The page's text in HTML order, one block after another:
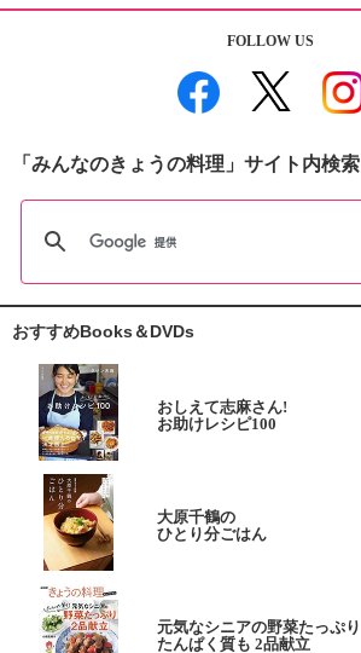
FOLLOW US
「みんなのきょうの料理」サイト内検索
おすすめBooks＆DVDs
おしえて志麻さん!
お助けレシピ100
大原千鶴の
ひとり分ごはん
元気なシニアの野菜たっぷり
たんぱく質も 2品献立